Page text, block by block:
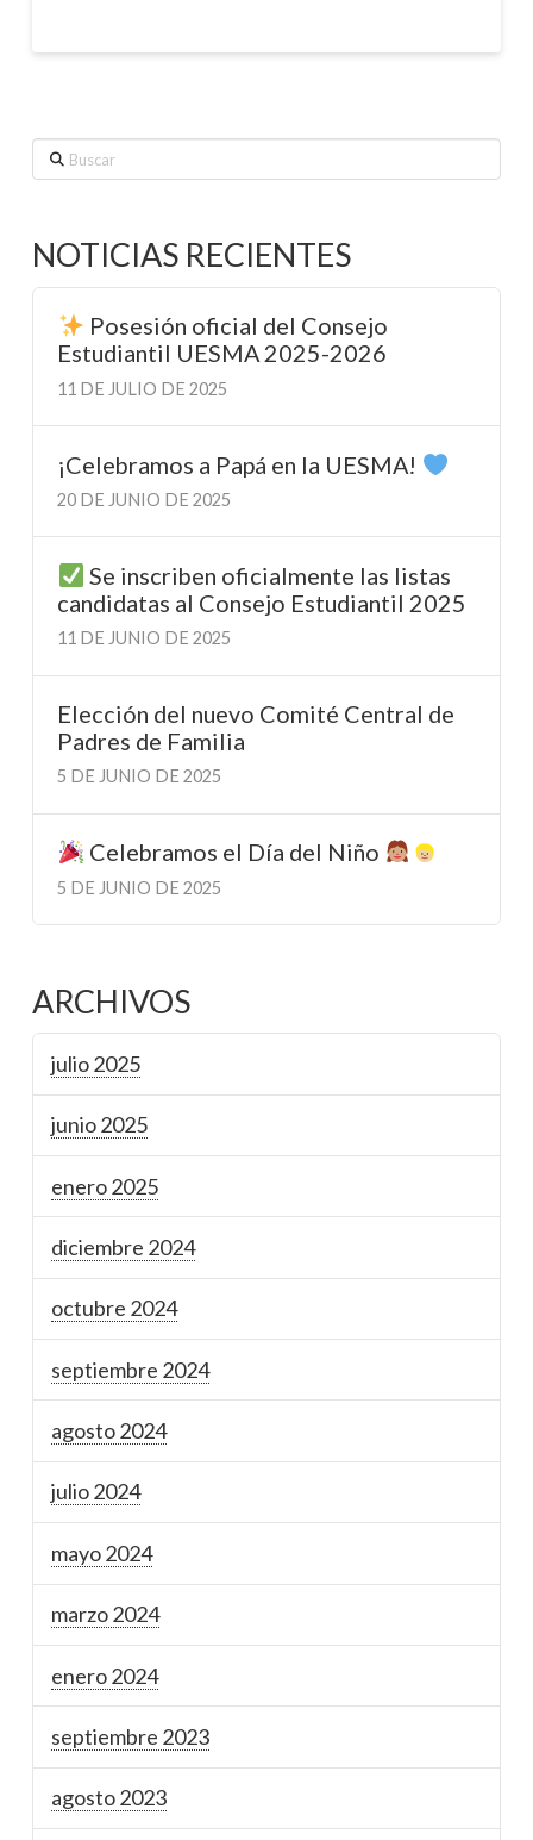
Buscar
NOTICIAS RECIENTES
Posesión oficial del Consejo
Estudiantil UESMA 2025-2026
11 DE JULIO DE 2025
¡Celebramos a Papá en la UESMA!
20 DE JUNIO DE 2025
Se inscriben oficialmente las listas
candidatas al Consejo Estudiantil 2025
11 DE JUNIO DE 2025
Elección del nuevo Comité Central de
Padres de Familia
5 DE JUNIO DE 2025
Celebramos el Día del Niño
5 DE JUNIO DE 2025
ARCHIVOS
julio 2025
junio 2025
enero 2025
diciembre 2024
octubre 2024
septiembre 2024
agosto 2024
julio 2024
mayo 2024
marzo 2024
enero 2024
septiembre 2023
agosto 2023